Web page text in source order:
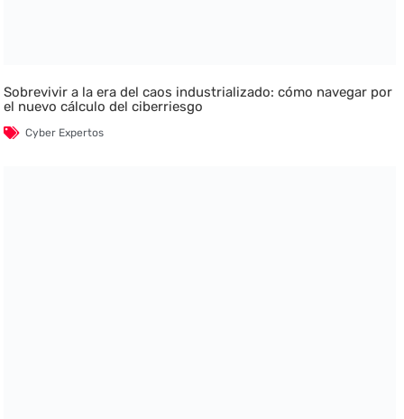
Sobrevivir a la era del caos industrializado: cómo navegar por
el nuevo cálculo del ciberriesgo
Cyber Expertos